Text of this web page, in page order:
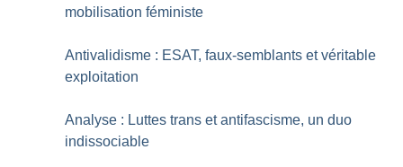
mobilisation féministe
Antivalidisme : ESAT, faux-semblants et véritable
exploitation
Analyse : Luttes trans et antifascisme, un duo
indissociable